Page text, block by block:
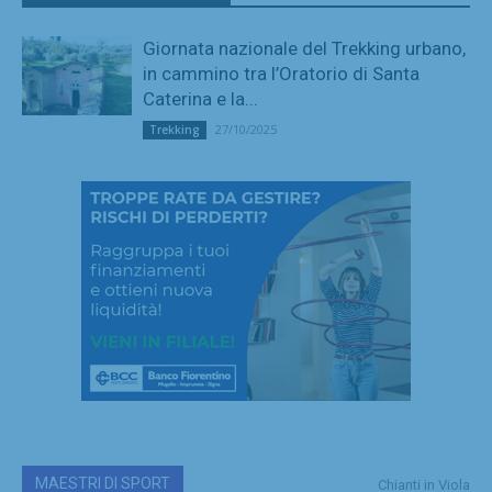
Giornata nazionale del Trekking urbano,
in cammino tra l’Oratorio di Santa
Caterina e la...
Trekking 27/10/2025
MAESTRI DI SPORT Chianti in Viola